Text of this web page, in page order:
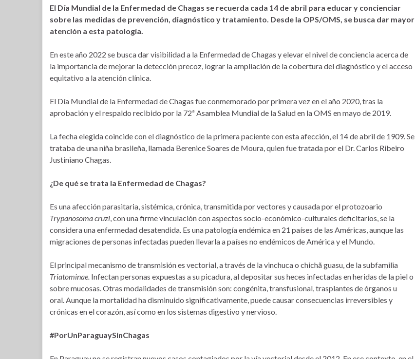
El Día Mundial de la Enfermedad de Chagas se recuerda cada 14 de abril para educar y concienciar
sobre las medidas de prevención, diagnóstico y tratamiento. Desde la OPS/OMS, se busca dar mayor
atención a esta patología.
En este año 2022 se busca dar visibilidad a la Enfermedad de Chagas y elevar el nivel de conciencia acerca de
la importancia de mejorar la detección precoz, lograr la ampliación de la cobertura del diagnóstico y el acceso
equitativo a la atención clínica.
El Día Mundial de la Enfermedad de Chagas fue conmemorado por primera vez en el año 2020, tras la
aprobación y el respaldo recibido por la 72ª Asamblea Mundial de la Salud en la OMS en mayo de 2019.
La fecha elegida coincide con el diagnóstico de la primera paciente con esta afección, el 14 de abril de 1909. Se
trataba de una niña brasileña, llamada Berenice Soares de Moura, quien fue tratada por el Dr. Carlos Ribeiro
Justiniano Chagas.
¿De qué se trata la Enfermedad de Chagas?
Es una afección parasitaria, sistémica, crónica, transmitida por vectores y causada por el protozoario
Trypanosoma cruzi, con una firme vinculación con aspectos socio-económico-culturales deficitarios, se la
considera una enfermedad desatendida. Es una patología endémica en 21 países de las Américas, aunque las
migraciones de personas infectadas pueden llevarla a países no endémicos de América y el Mundo.
El principal mecanismo de transmisión es vectorial, a través de la vinchuca o chichã guasu, de la subfamilia
Triatominae. Infectan personas expuestas a su picadura, al depositar sus heces infectadas en heridas de la piel o
sobre mucosas. Otras modalidades de transmisión son: congénita, transfusional, trasplantes de órganos u
oral. Aunque la mortalidad ha disminuido significativamente, puede causar consecuencias irreversibles y
crónicas en el corazón, así como en los sistemas digestivo y nervioso.
#PorUnParaguaySinChagas